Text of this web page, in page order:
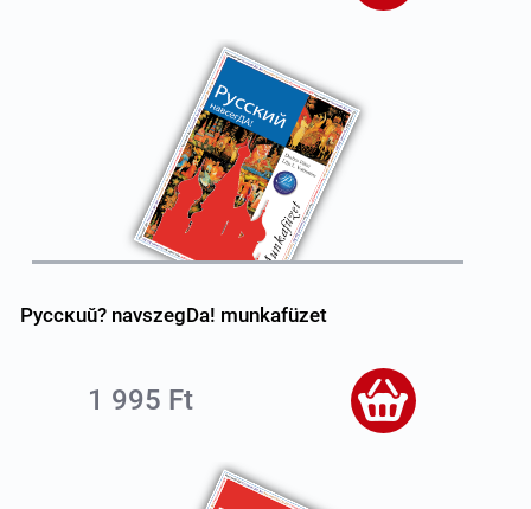
Pyccĸuŭ? navszegDa! munkafüzet
1 995 Ft